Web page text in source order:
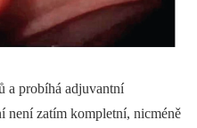
a probíhá adjuvantní
není zatím kompletní, nicméně